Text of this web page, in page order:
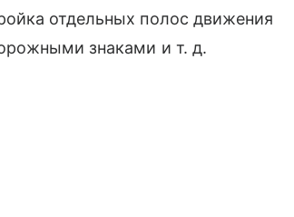
отдельных полос движения
знаками и т. д.